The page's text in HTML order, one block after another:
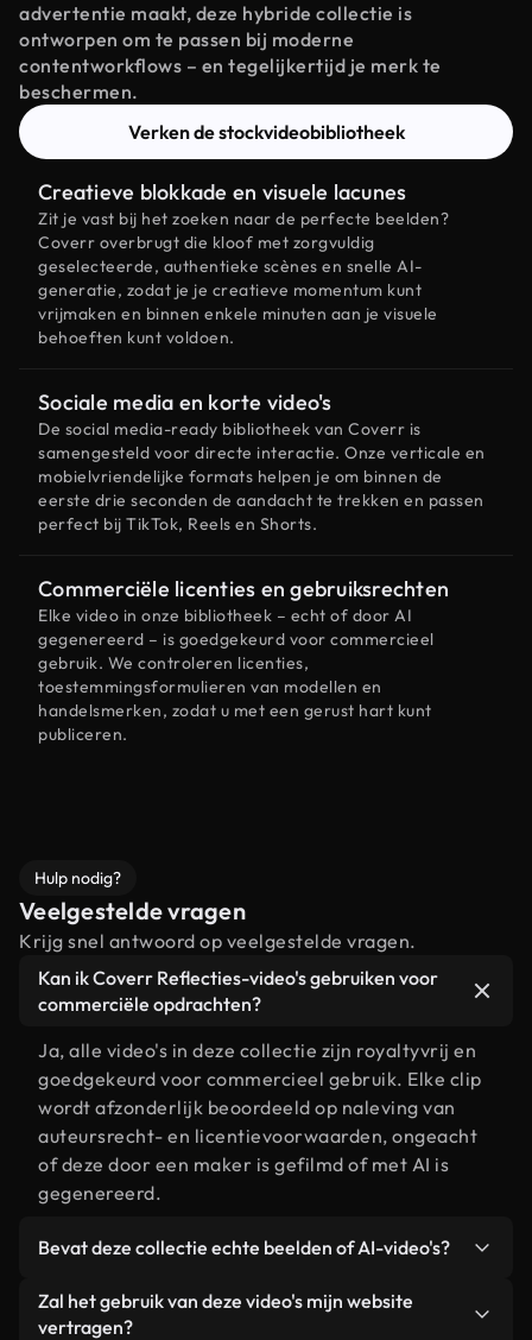
advertentie maakt, deze hybride collectie is
ontworpen om te passen bij moderne
contentworkflows – en tegelijkertijd je merk te
beschermen.
Verken de stockvideobibliotheek
Creatieve blokkade en visuele lacunes
Zit je vast bij het zoeken naar de perfecte beelden?
Coverr overbrugt die kloof met zorgvuldig
geselecteerde, authentieke scènes en snelle AI-
generatie, zodat je je creatieve momentum kunt
vrijmaken en binnen enkele minuten aan je visuele
behoeften kunt voldoen.
Sociale media en korte video's
De social media-ready bibliotheek van Coverr is
samengesteld voor directe interactie. Onze verticale en
mobielvriendelijke formats helpen je om binnen de
eerste drie seconden de aandacht te trekken en passen
perfect bij TikTok, Reels en Shorts.
Commerciële licenties en gebruiksrechten
Elke video in onze bibliotheek – echt of door AI
gegenereerd – is goedgekeurd voor commercieel
gebruik. We controleren licenties,
toestemmingsformulieren van modellen en
handelsmerken, zodat u met een gerust hart kunt
publiceren.
Hulp nodig?
Veelgestelde vragen
Krijg snel antwoord op veelgestelde vragen.
Kan ik Coverr Reflecties-video's gebruiken voor
commerciële opdrachten?
Ja, alle video's in deze collectie zijn royaltyvrij en
goedgekeurd voor commercieel gebruik. Elke clip
wordt afzonderlijk beoordeeld op naleving van
auteursrecht- en licentievoorwaarden, ongeacht
of deze door een maker is gefilmd of met AI is
gegenereerd.
Bevat deze collectie echte beelden of AI-video's?
Beide. Dit is een hybride bibliotheek die bestaat
uit echte, door mensen gefilmde beelden van
Zal het gebruik van deze video's mijn website
vertragen?